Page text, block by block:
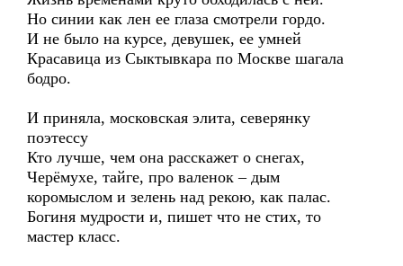
Но синии как лен ее глаза смотрели гордо.
И не было на курсе, девушек, ее умней
Красавица из Сыктывкара по Москве шагала
бодро.
И приняла, московская элита, северянку
поэтессу
Кто лучше, чем она расскажет о снегах,
Черёмухе, тайге, про валенок – дым
коромыслом и зелень над рекою, как палас.
Богиня мудрости и, пишет что не стих, то
мастер класс.